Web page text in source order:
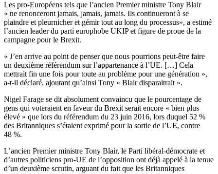
Les pro-Européens tels que l’ancien Premier ministre Tony Blair
« ne renonceront jamais, jamais, jamais. Ils continueront à se
plaindre et pleurnicher et gémir tout au long du processus», a estimé
l’ancien leader du parti europhobe UKIP et figure de proue de la
campagne pour le Brexit.
« J’en arrive au point de penser que nous pourrions peut-être faire
un deuxième référendum sur l’appartenance à l’UE. […] Cela
mettrait fin une fois pour toute au problème pour une génération »,
a-t-il déclaré, ajoutant qu’ainsi Tony « Blair disparaitrait ».
Nigel Farage se dit absolument convaincu que le pourcentage de
gens qui voteraient en faveur du Brexit serait encore « bien plus
élevé » que lors du référendum du 23 juin 2016, lors duquel 52 %
des Britanniques s’étaient exprimé pour la sortie de l’UE, contre
48 %.
L’ancien Premier ministre Tony Blair, le Parti libéral-démocrate et
d’autres politiciens pro-UE de l’opposition ont déjà appelé à la tenue
d’un deuxième scrutin, arguant du fait que les Britanniques